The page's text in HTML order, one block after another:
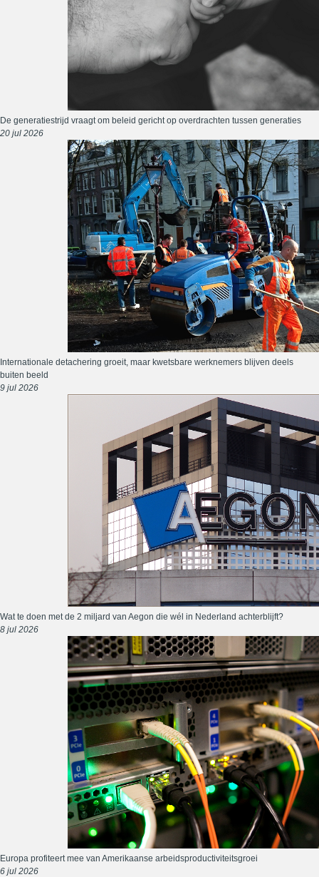
De generatiestrijd vraagt om beleid gericht op overdrachten tussen generaties
20 jul 2026
Internationale detachering groeit, maar kwetsbare werknemers blijven deels
buiten beeld
9 jul 2026
Wat te doen met de 2 miljard van Aegon die wél in Nederland achterblijft?
8 jul 2026
Europa profiteert mee van Amerikaanse arbeidsproductiviteitsgroei
6 jul 2026